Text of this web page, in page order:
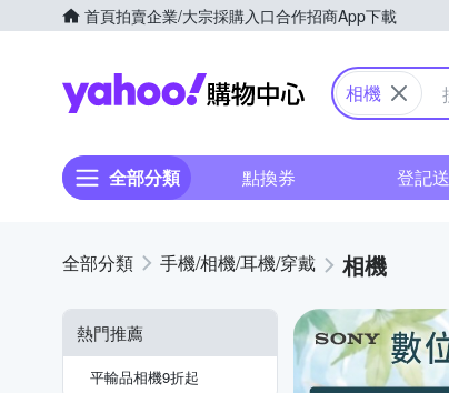
首頁拍賣企業/大宗採購入口合作招商App下載
Yahoo購物中心
相機
全部分類 點換券 登記送
手機/相機/耳機/穿戴 相機
熱門推薦
平輸品相機9折起